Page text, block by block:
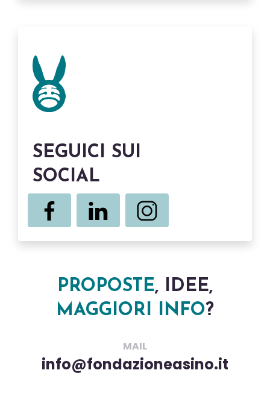
SEGUICI SUI
SOCIAL
PROPOSTE, IDEE,
MAGGIORI INFO?
MAIL
info@fondazioneasino.it